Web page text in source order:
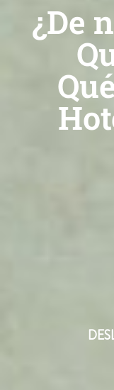
¿De